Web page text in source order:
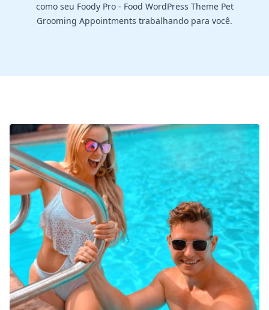
como seu Foody Pro - Food WordPress Theme Pet
Grooming Appointments trabalhando para você.